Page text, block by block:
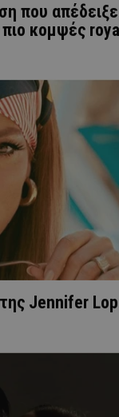
που απέδειξε
πιο κομψές
Jennifer